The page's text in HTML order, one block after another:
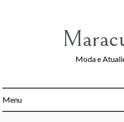
Moda e
Menu